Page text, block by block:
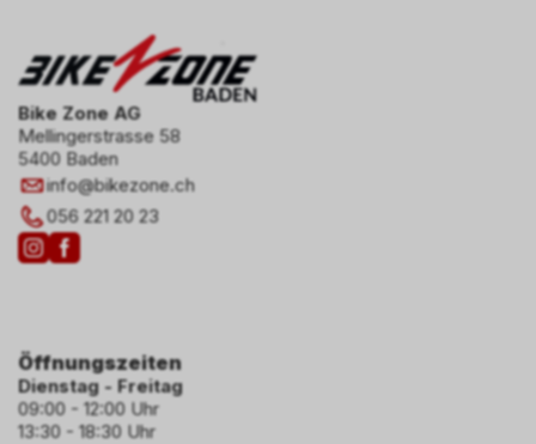
Bike Zone AG
Mellingerstrasse 58
5400 Baden
info@bikezone.ch
056 221 20 23
Öffnungszeiten
Dienstag - Freitag
09:00 - 12:00 Uhr
13:30 - 18:30 Uhr